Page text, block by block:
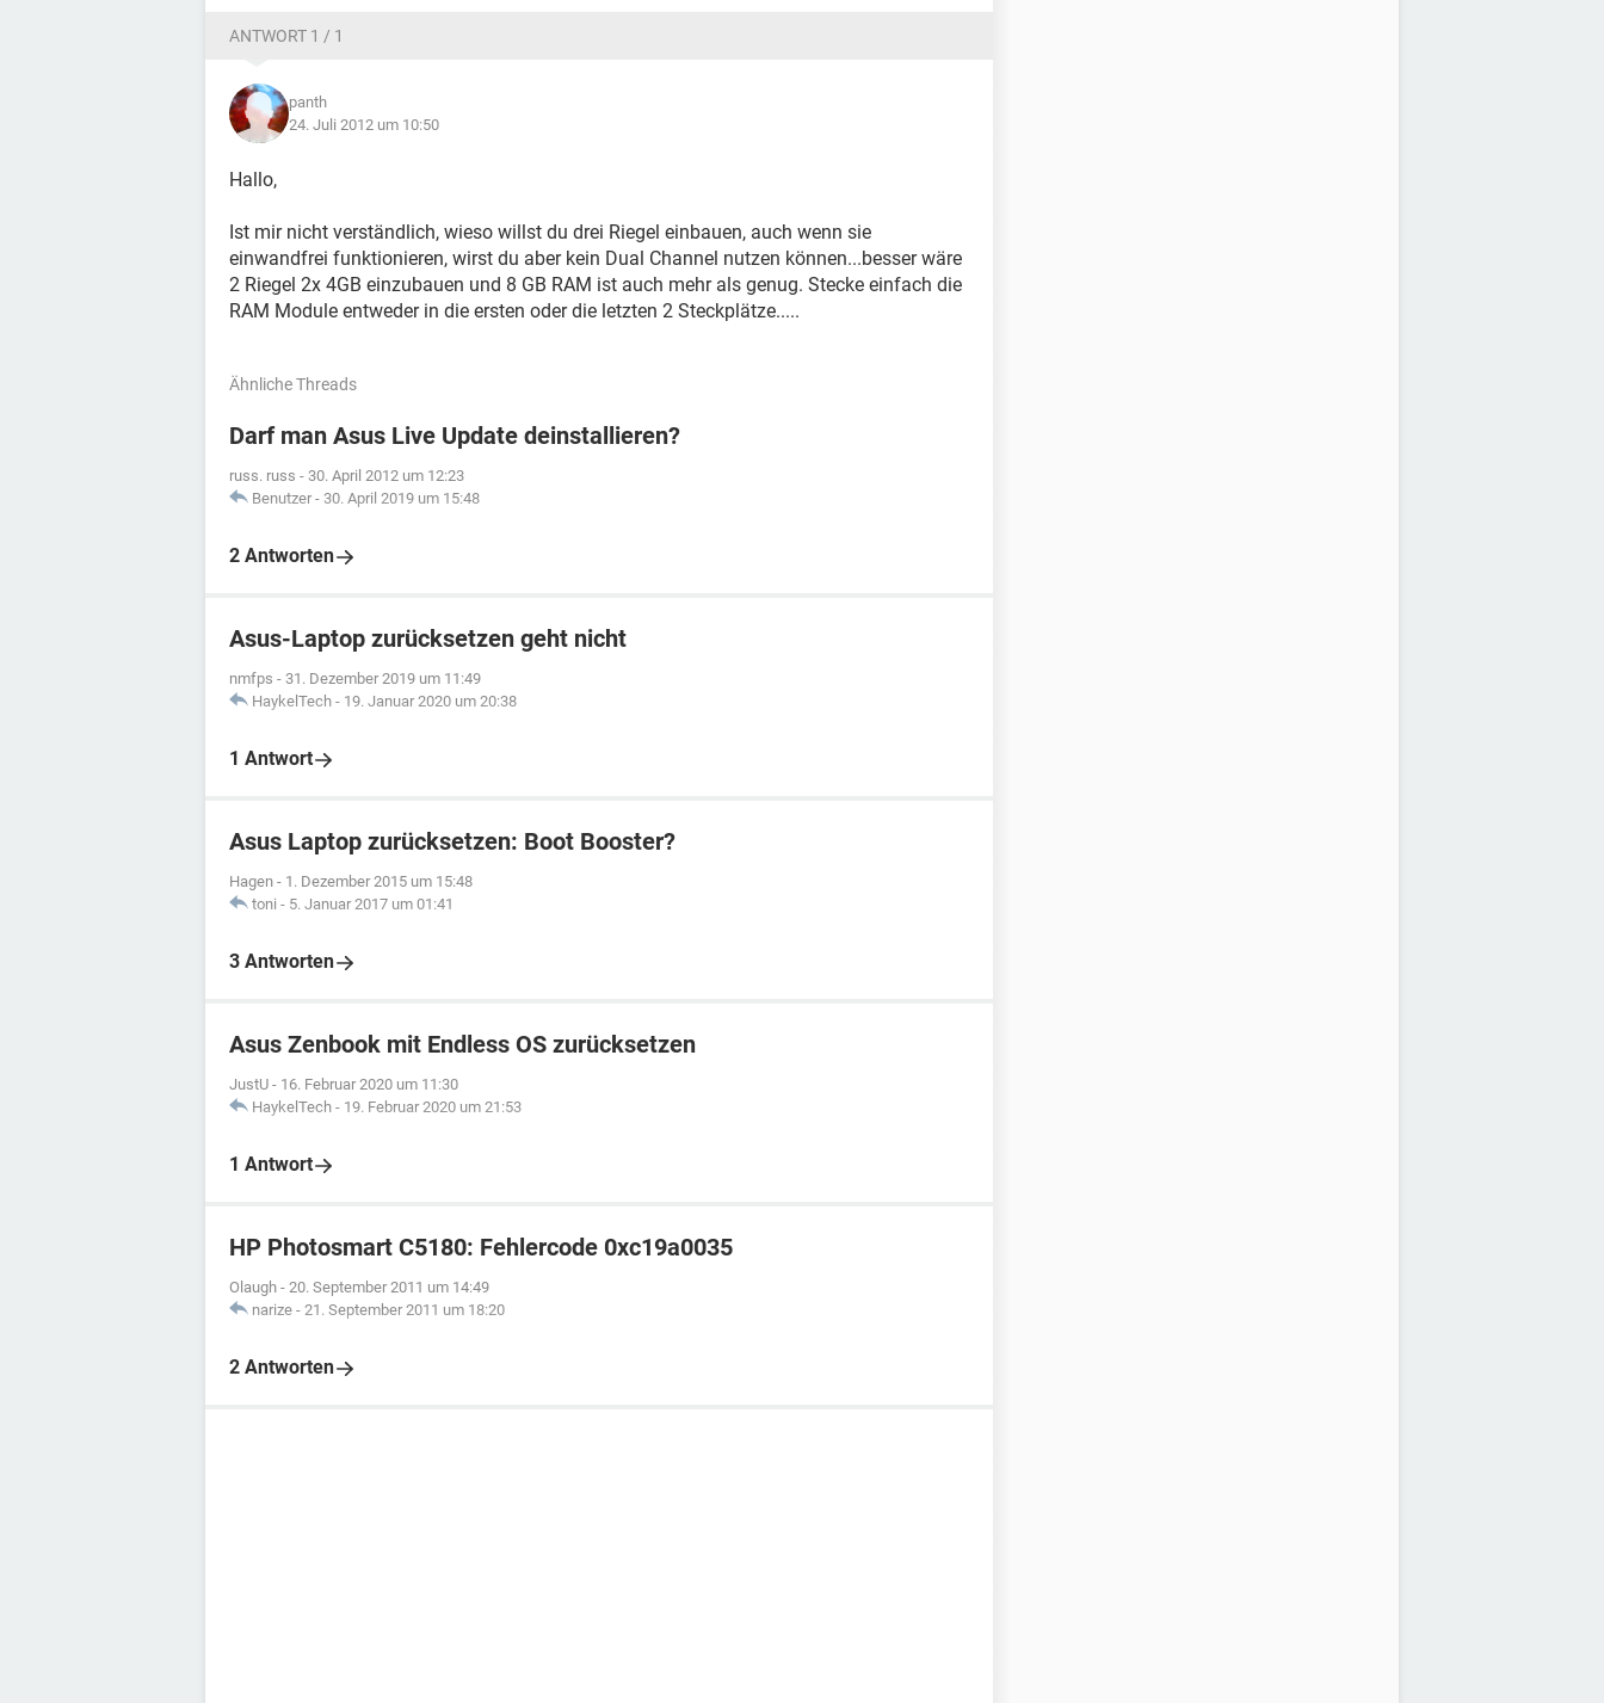
ANTWORT 1 / 1
panth
24. Juli 2012 um 10:50
Hallo,
Ist mir nicht verständlich, wieso willst du drei Riegel einbauen, auch wenn sie
einwandfrei funktionieren, wirst du aber kein Dual Channel nutzen können...besser wäre
2 Riegel 2x 4GB einzubauen und 8 GB RAM ist auch mehr als genug. Stecke einfach die
RAM Module entweder in die ersten oder die letzten 2 Steckplätze.....
Ähnliche Threads
Darf man Asus Live Update deinstallieren?
russ. russ - 30. April 2012 um 12:23
Benutzer - 30. April 2019 um 15:48
2 Antworten
Asus-Laptop zurücksetzen geht nicht
nmfps - 31. Dezember 2019 um 11:49
HaykelTech - 19. Januar 2020 um 20:38
1 Antwort
Asus Laptop zurücksetzen: Boot Booster?
Hagen - 1. Dezember 2015 um 15:48
toni - 5. Januar 2017 um 01:41
3 Antworten
Asus Zenbook mit Endless OS zurücksetzen
JustU - 16. Februar 2020 um 11:30
HaykelTech - 19. Februar 2020 um 21:53
1 Antwort
HP Photosmart C5180: Fehlercode 0xc19a0035
Olaugh - 20. September 2011 um 14:49
narize - 21. September 2011 um 18:20
2 Antworten